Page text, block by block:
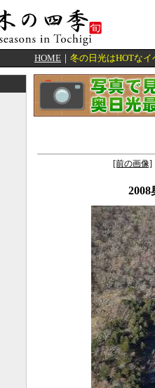
HOME ｜ 冬の日光はHOTな
[前の画像]